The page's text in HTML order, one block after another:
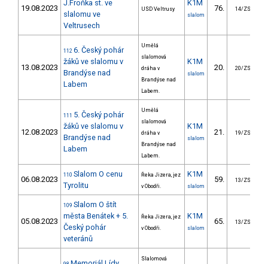
19.08.2023
J.Froňka st. ve
slalomu ve
Veltrusech
USD Veltrusy
K1M
slalom
76. 14/ZS
13.08.2023
112 6. Český pohár
žáků ve slalomu v
Brandýse nad
Labem
Umělá
slalomová
dráha v
Brandýse nad
Labem.
K1M
slalom
20. 20/ZS
12.08.2023
111 5. Český pohár
žáků ve slalomu v
Brandýse nad
Labem
Umělá
slalomová
dráha v
Brandýse nad
Labem.
K1M
slalom
21. 19/ZS
06.08.2023 110 Slalom O cenu
Tyrolitu
Řeka Jizera, jez
v Obodři.
K1M
slalom
59. 13/ZS
05.08.2023
109 Slalom O štít
města Benátek + 5.
Český pohár
veteránů
Řeka Jizera, jez
v Obodři.
K1M
slalom
65. 13/ZS
Slalomová